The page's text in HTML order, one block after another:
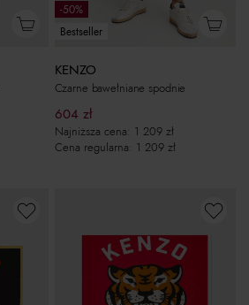
-50%
Bestseller
KENZO
Czarne bawełniane spodnie
604 zł
Najniższa cena: 1 209 zł
Cena regularna: 1 209 zł